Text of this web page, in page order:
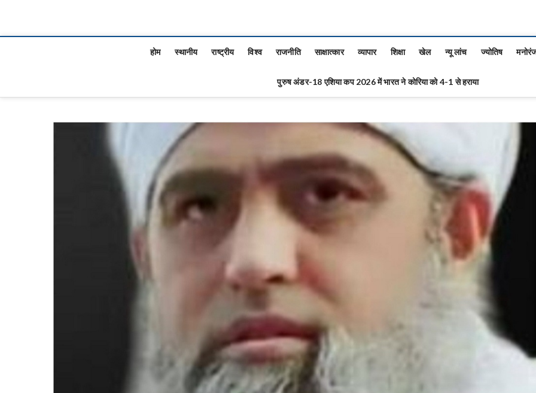
होम स्थानीय राष्ट्रीय विश्व राजनीति साक्षात्कार व्यापार शिक्षा खेल न्यू लांच ज्योतिष
पुरुष अंडर-18 एशिया कप 2026 में भारत ने कोरिया को 4-1 से हराया